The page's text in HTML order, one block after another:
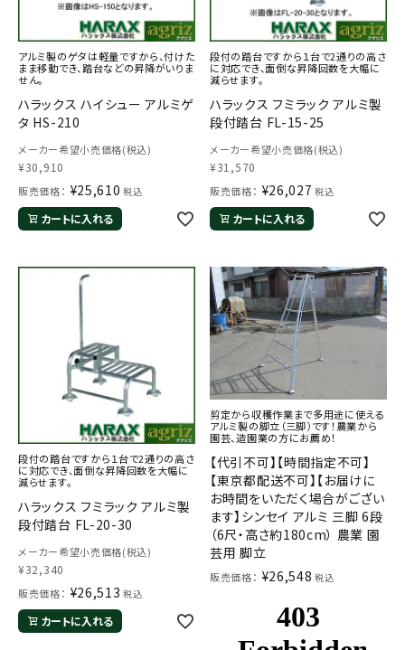
アルミ製のゲタは軽量ですから、付けた
まま移動でき、踏台などの昇降がいりま
せん。
ハラックス ハイシュー アルミゲ
タ HS-210
メーカー希望小売価格(税込)
¥30,910
販売価格： ¥25,610 税込
カートに入れる
段付の踏台ですから１台で2通りの高さ
に対応でき、面倒な昇降回数を大幅に
減らせます。
ハラックス フミラック アルミ製
段付踏台 FL-15-25
メーカー希望小売価格(税込)
¥31,570
販売価格： ¥26,027 税込
カートに入れる
段付の踏台ですから１台で2通りの高さ
に対応でき、面倒な昇降回数を大幅に
減らせます。
ハラックス フミラック アルミ製
段付踏台 FL-20-30
メーカー希望小売価格(税込)
¥32,340
販売価格： ¥26,513 税込
カートに入れる
剪定から収穫作業まで多用途に使える
アルミ製の脚立（三脚）です！農業から
園芸、造園業の方にお薦め！
【代引不可】【時間指定不可】
【東京都配送不可】【お届けに
お時間をいただく場合がござい
ます】シンセイ アルミ 三脚 6段
（6尺・高さ約180cm） 農業 園
芸用 脚立
販売価格： ¥26,548 税込